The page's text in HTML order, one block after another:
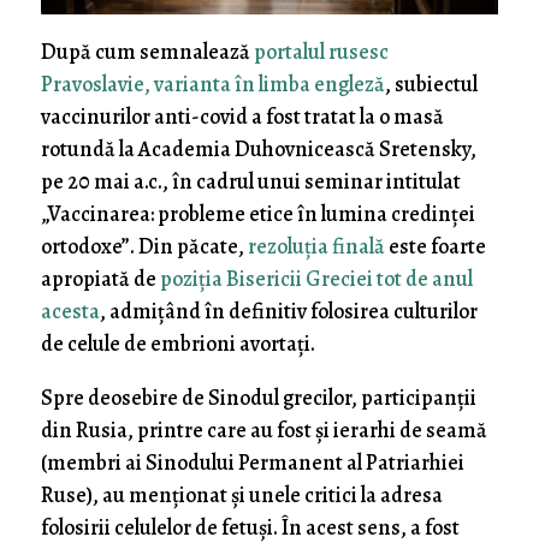
După cum semnaleazăportalul rusesc
Pravoslavie, varianta în limba engleză, subiectul
vaccinurilor anti-covid a fost tratat la o masă
rotundă la Academia Duhovnicească Sretensky,
pe 20 mai a.c., în cadrul unui seminar intitulat
„Vaccinarea: probleme etice în lumina credinței
ortodoxe”. Din păcate, rezoluția finalăeste foarte
apropiată de poziția Bisericii Greciei tot de anul
acesta, admițând în definitiv folosirea culturilor
de celule de embrioni avortați.
Spre deosebire de Sinodul grecilor, participanții
din Rusia, printre care au fost și ierarhi de seamă
(membri ai Sinodului Permanent al Patriarhiei
Ruse), au menționat și unele critici la adresa
folosirii celulelor de fetuși. În acest sens, a fost